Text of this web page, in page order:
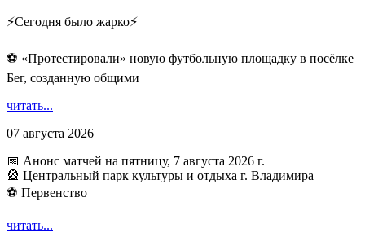
⚡️Сегодня было жарко⚡️
⚽ ️«Протестировали» новую футбольную площадку в посёлке
Бег, созданную общими
читать...
07 августа 2026
📅 Анонс матчей на пятницу, 7 августа 2026 г.
🎡 Центральный парк культуры и отдыха г. Владимира
⚽ Первенство
читать...